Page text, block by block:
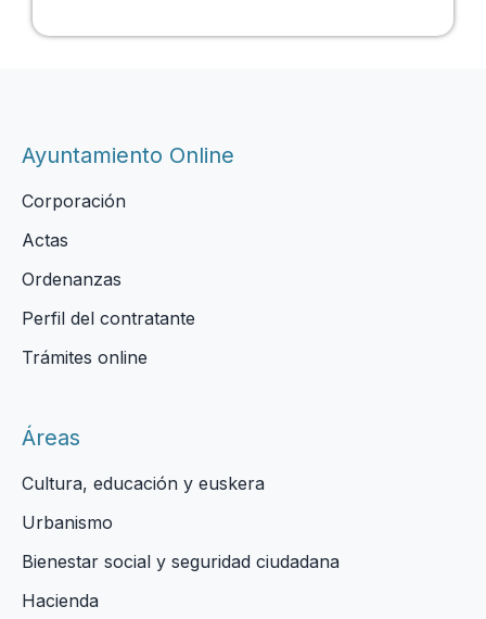
Ayuntamiento Online
Corporación
Actas
Ordenanzas
Perfil del contratante
Trámites online
Áreas
Cultura, educación y euskera
Urbanismo
Bienestar social y seguridad ciudadana
Hacienda